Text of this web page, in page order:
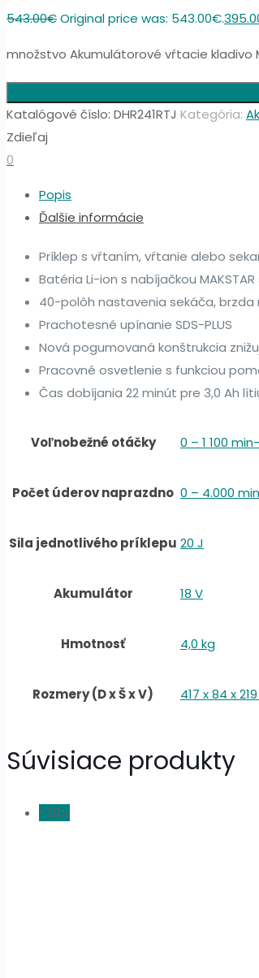
543.00€Original price was: 543.00€.
množstvo Akumulátorové vŕtacie kladivo
Katalógové číslo: DHR241RTJ Kategória:
Zdieľaj
0
Popis
Ďalšie informácie
Príklep s vŕtaním, vŕtanie alebo
Batéria Li-ion s nabíjačkou
40-polôh nastavenia sekáča,
Prachotesné upínanie SDS-PLUS
Nová pogumovaná konštrukcia
Pracovné osvetlenie s funkciou
Čas dobíjania 22 minút pre 3,0 Ah
Voľnobežné otáčky 0 – 1 100
Počet úderov naprazdno 0 – 4.000
Sila jednotlivého príklepu 20 J
Akumulátor 18 V
Hmotnosť 4,0 kg
Rozmery (D x Š x V) 417 x 84 x
Súvisiace produkty
-30%